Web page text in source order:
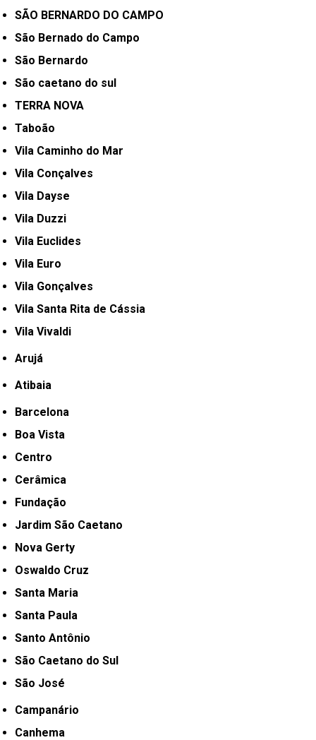
SÃO BERNARDO DO CAMPO
São Bernado do Campo
São Bernardo
São caetano do sul
TERRA NOVA
Taboão
Vila Caminho do Mar
Vila Conçalves
Vila Dayse
Vila Duzzi
Vila Euclides
Vila Euro
Vila Gonçalves
Vila Santa Rita de Cássia
Vila Vivaldi
Arujá
Atibaia
Barcelona
Boa Vista
Centro
Cerâmica
Fundação
Jardim São Caetano
Nova Gerty
Oswaldo Cruz
Santa Maria
Santa Paula
Santo Antônio
São Caetano do Sul
São José
Campanário
Canhema